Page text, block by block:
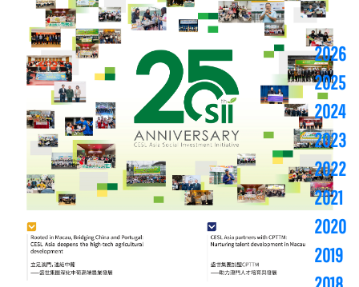
2026
2025
2024
2023
2022
2021
2020
2019